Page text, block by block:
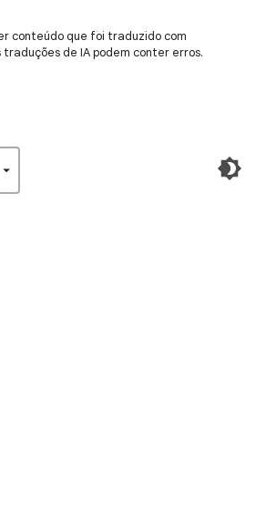
conteúdo que foi traduzido com
traduções de IA podem conter erros.